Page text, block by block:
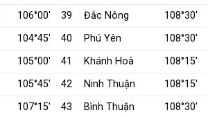
106°00′ 39 Đắc Nông
108°30′
104°45′ 40 Phú Yên
108°30′
105°00′ 41 Khánh Hoà
108°15′
105°45′ 42 Ninh Thuận
108°15′
107°15′ 43 Bình Thuận 108°30′